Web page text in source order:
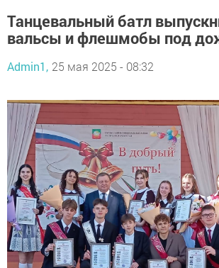
Танцевальный батл
вальсы и флешмобы под
Admin1, 25 мая 2025 - 08:32